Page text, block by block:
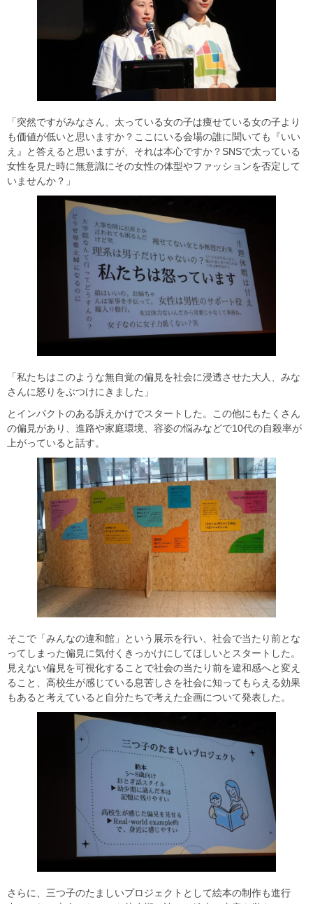
「突然ですがみなさん、太っている女の子は痩せている女の子より
も価値が低いと思いますか？ここにいる会場の誰に聞いても『いい
え』と答えると思いますが、それは本心ですか？SNSで太っている
女性を見た時に無意識にその女性の体型やファッションを否定して
いませんか？」
「私たちはこのような無自覚の偏見を社会に浸透させた大人、みな
さんに怒りをぶつけにきました」
とインパクトのある訴えかけでスタートした。この他にもたくさん
の偏見があり、進路や家庭環境、容姿の悩みなどで10代の自殺率が
上がっていると話す。
そこで「みんなの違和館」という展示を行い、社会で当たり前とな
ってしまった偏見に気付くきっかけにしてほしいとスタートした。
見えない偏見を可視化することで社会の当たり前を違和感へと変え
ること、高校生が感じている息苦しさを社会に知ってもらえる効果
もあると考えていると自分たちで考えた企画について発表した。
さらに、三つ子のたましいプロジェクトとして絵本の制作も進行